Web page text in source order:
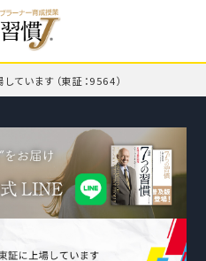
ています （東証：9564）